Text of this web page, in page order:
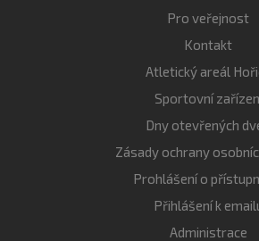
Pro veřejnost
Kontakt
Atletický areál
Sportovní
Dny otevřených
Zásady ochrany
Prohlášení o
Přihlášení k
Administrace